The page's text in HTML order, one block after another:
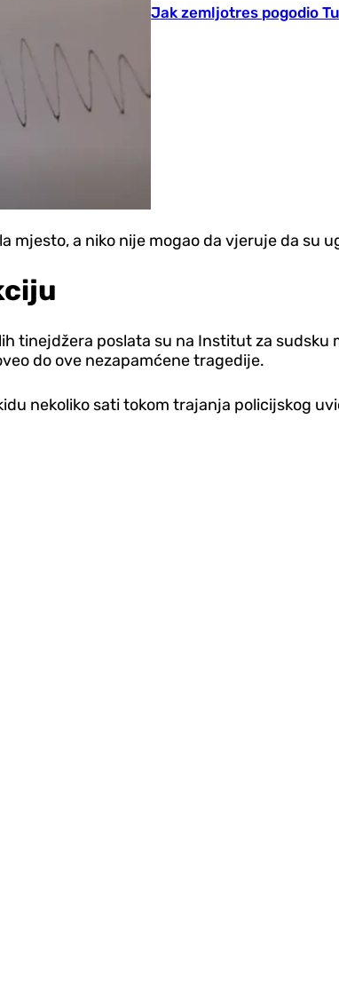
Jak zemljotres pogodio
mjesto, a niko nije mogao da vjeruje da su
tinejdžera poslata su na Institut za
do ove nezapamćene tragedije.
nekoliko sati tokom trajanja policijskog